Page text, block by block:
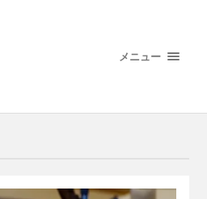
メニュー